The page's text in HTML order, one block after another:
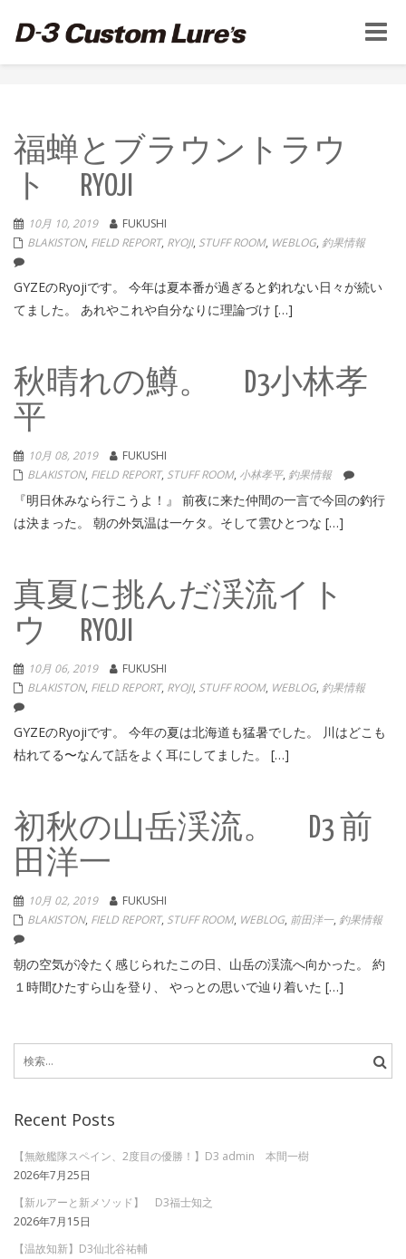
Toggle
福蝉とブラウントラウ
ト RYOJI
10月 10, 2019
FUKUSHI
BLAKISTON, FIELD REPORT, RYOJI, STUFF ROOM, WEBLOG, 釣果情報
GYZEのRyojiです。 今年は夏本番が過ぎると釣れない日々が続い
てました。 あれやこれや自分なりに理論づけ […]
秋晴れの鱒。 D3小林孝
平
10月 08, 2019
FUKUSHI
BLAKISTON, FIELD REPORT, STUFF ROOM, 小林孝平, 釣果情報
『明日休みなら行こうよ！』 前夜に来た仲間の一言で今回の釣行
は決まった。 朝の外気温は一ケタ。そして雲ひとつな […]
真夏に挑んだ渓流イト
ウ RYOJI
10月 06, 2019
FUKUSHI
BLAKISTON, FIELD REPORT, RYOJI, STUFF ROOM, WEBLOG, 釣果情報
GYZEのRyojiです。 今年の夏は北海道も猛暑でした。 川はどこも
枯れてる〜なんて話をよく耳にしてました。 […]
初秋の山岳渓流。 D3 前
田洋一
10月 02, 2019
FUKUSHI
BLAKISTON, FIELD REPORT, STUFF ROOM, WEBLOG, 前田洋一, 釣果情報
朝の空気が冷たく感じられたこの日、山岳の渓流へ向かった。 約
１時間ひたすら山を登り、 やっとの思いで辿り着いた […]
索:
Recent Posts
【無敵艦隊スペイン、2度目の優勝！】D3 admin 本間一樹
2026年7月25日
【新ルアーと新メソッド】 D3福士知之
2026年7月15日
【温故知新】D3仙北谷祐輔